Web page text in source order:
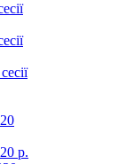
р.